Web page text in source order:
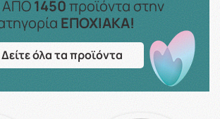
1450προϊόντα στην
ΕΠΟΧΙΑΚΑ!
Δείτε όλα τα προϊόντα